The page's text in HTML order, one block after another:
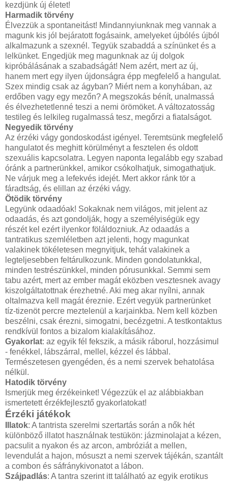
kezdjünk új életet!
Harmadik törvény
Élvezzük a spontaneitást! Mindannyiunknak meg vannak a
magunk kis jól bejáratott fogásaink, amelyeket újbólés újból
alkalmazunk a szexnél. Tegyük szabaddá a színünket és a
lelkünket. Engedjük meg magunknak az új dolgok
kipróbálásának a szabadságát! Nem azért, mert az új,
hanem mert egy ilyen újdonságra épp megfelelő a hangulat.
Szex mindig csak az ágyban? Miért nem a konyhában, az
erdőben vagy egy mezőn? A megszokás bénít, unalmassá
és élvezhetetlenné teszi a nemi örömöket. A változatosság
testileg és lelkileg rugalmassá tesz, megőrzi a fiatalságot.
Negyedik törvény
Az érzéki vágy gondoskodást igényel. Teremtsünk megfelelő
hangulatot és meghitt körülményt a fesztelen és oldott
szexuális kapcsolatra. Legyen naponta legalább egy szabad
óránk a partnerünkkel, amikor csókolhatjuk, simogathatjuk.
Ne várjuk meg a lefekvés idejét. Mert akkor ránk tör a
fáradtság, és elillan az érzéki vágy.
Ötödik törvény
Legyünk odaadóak! Sokaknak nem világos, mit jelent az
odaadás, és azt gondolják, hogy a személyiségük egy
részét kel ezért ilyenkor föláldozniuk. Az odaadás a
tantratikus szemléletben azt jelenti, hogy magunkat
valakinek tökéletesen megnyitjuk, tehát valakinek a
legteljesebben feltárulkozunk. Minden gondolatunkkal,
minden testrészünkkel, minden pórusunkkal. Semmi sem
tabu azért, mert az ember magát eközben vesztesnek avagy
kiszolgáltatottnak érezhetné. Aki meg akar nyílni, annak
oltalmazva kell magát éreznie. Ezért vegyük partnerünket
tíz-tizenöt percre meztelenül a karjainkba. Nem kell közben
beszélni, csak érezni, simogatni, becézgetni. A testkontaktus
rendkívül fontos a bizalom kialakításához.
Gyakorlat: az egyik fél fekszik, a másik ráborul, hozzásimul
- fenékkel, lábszárral, mellel, kézzel és lábbal.
Természetesen gyengéden, és a nemi szervek behatolása
nélkül.
Hatodik törvény
Ismerjük meg érzékeinket! Végezzük el az alábbiakban
ismertetett érzékfejlesztő gyakorlatokat!
Érzéki játékok
Illatok: A tantrista szerelmi szertartás során a nők hét
különböző illatot használnak testükön: jázminolajat a kézen,
pacsulit a nyakon és az arcon, ambróziát a mellen,
levendulát a hajon, mósuszt a nemi szervek tájékán, szantált
a combon és sáfránykivonatot a lábon.
Szájpadlás: A tantra szerint itt található az egyik erotikus